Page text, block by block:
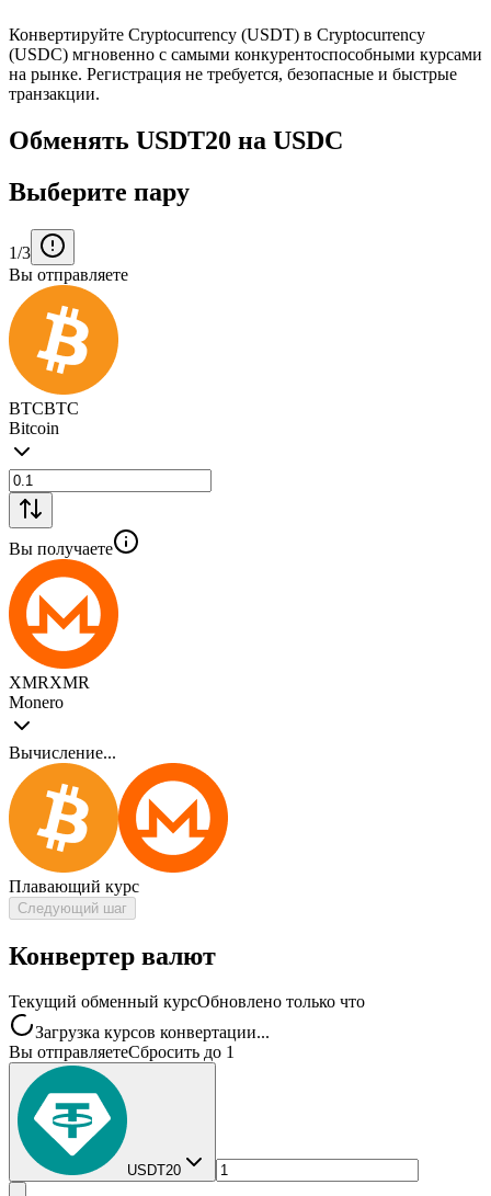
Конвертируйте Cryptocurrency (USDT) в Cryptocurrency
(USDC) мгновенно с самыми конкурентоспособными курсами
на рынке. Регистрация не требуется, безопасные и быстрые
транзакции.
Обменять USDT20 на USDC
Выберите пару
1/3
Вы отправляете
BTCBTC
Bitcoin
Вы получаете
XMRXMR
Monero
Вычисление...
Плавающий курс
Следующий шаг
Конвертер валют
Текущий обменный курсОбновлено только что
Загрузка курсов конвертации...
Вы отправляетеСбросить до 1
USDT20